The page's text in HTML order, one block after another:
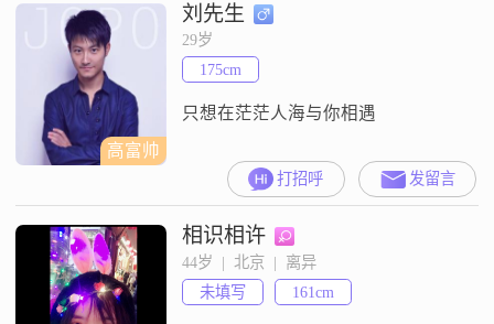
高富帅
刘先生
29岁
175cm
只想在茫茫人海与你相遇
打招呼 发留言
相识相许
44岁  |  北京  |  离异
未填写
161cm